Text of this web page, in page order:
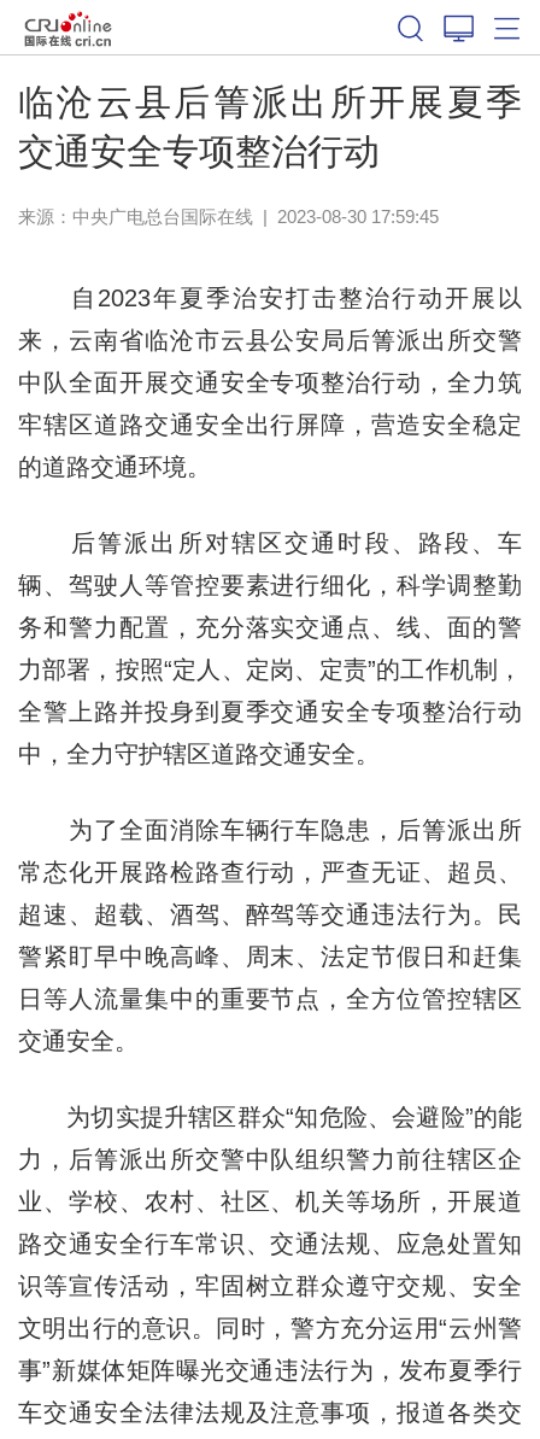
临沧云县后箐派出所开展夏季
交通安全专项整治行动
来源：中央广电总台国际在线| 2023-08-30 17:59:45
自2023年夏季治安打击整治行动开展以
来，云南省临沧市云县公安局后箐派出所交警
中队全面开展交通安全专项整治行动，全力筑
牢辖区道路交通安全出行屏障，营造安全稳定
的道路交通环境。
后箐派出所对辖区交通时段、路段、车
辆、驾驶人等管控要素进行细化，科学调整勤
务和警力配置，充分落实交通点、线、面的警
力部署，按照“定人、定岗、定责”的工作机制，
全警上路并投身到夏季交通安全专项整治行动
中，全力守护辖区道路交通安全。
为了全面消除车辆行车隐患，后箐派出所
常态化开展路检路查行动，严查无证、超员、
超速、超载、酒驾、醉驾等交通违法行为。民
警紧盯早中晚高峰、周末、法定节假日和赶集
日等人流量集中的重要节点，全方位管控辖区
交通安全。
为切实提升辖区群众“知危险、会避险”的能
力，后箐派出所交警中队组织警力前往辖区企
业、学校、农村、社区、机关等场所，开展道
路交通安全行车常识、交通法规、应急处置知
识等宣传活动，牢固树立群众遵守交规、安全
文明出行的意识。同时，警方充分运用“云州警
事”新媒体矩阵曝光交通违法行为，发布夏季行
车交通安全法律法规及注意事项，报道各类交